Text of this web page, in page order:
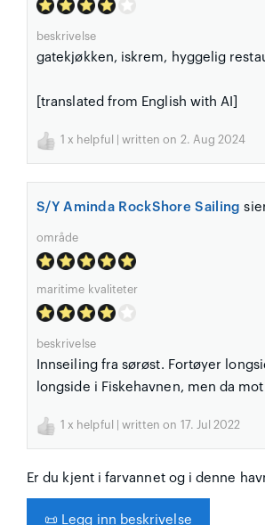
beskrivelse
gatekjøkken, iskrem, hyggelig
[translated from English with AI]
1 x helpful | written on 2. Aug 2024
S/Y Aminda RockShore Sailing
område
maritime kvaliteter
beskrivelse
Innseiling fra sørøst. Fortøyer
longside i Fiskehavnen, men da
1 x helpful | written on 17. Jul 2022
Er du kjent i farvannet og i denne
📜 Legg inn beskrivelse